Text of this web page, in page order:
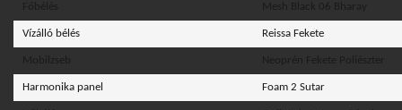
Vízálló bélés Reissa Fekete
Harmonika panel Foam 2 Sutar